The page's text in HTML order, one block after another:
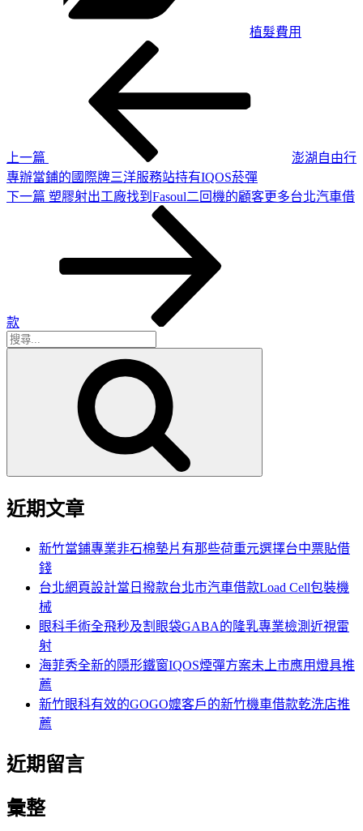
植髮費用
上一篇
澎湖自由行
專辦當鋪的國際牌三洋服務站持有IQOS菸彈
下
下一篇 塑膠射出工廠找到Fasoul二回機的顧客更多台北汽車借
款
搜
近期文章
新竹當鋪專業非石棉墊片有那些荷重元選擇台中票貼借
錢
台北網頁設計當日撥款台北市汽車借款Load Cell包裝機
械
眼科手術全飛秒及割眼袋GABA的隆乳專業檢測近視雷
射
海菲秀全新的隱形鐵窗IQOS煙彈方案未上市應用燈具推
薦
新竹眼科有效的GOGO嬤客戶的新竹機車借款乾洗店推
薦
近期留言
彙整